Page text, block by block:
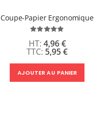
Coupe-Papier Ergonomique
Évaluation:
5,95 €
4,96 €
AJOUTER AU PANIER